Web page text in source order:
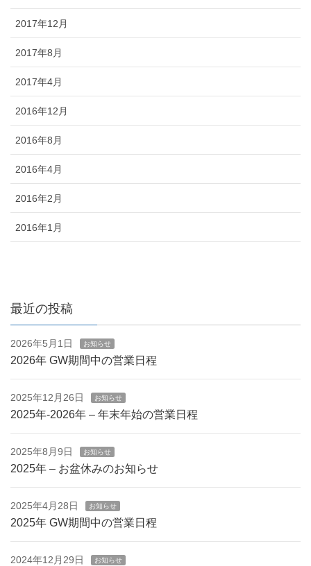
2017年12月
2017年8月
2017年4月
2016年12月
2016年8月
2016年4月
2016年2月
2016年1月
最近の投稿
2026年5月1日 お知らせ
2026年 GW期間中の営業日程
2025年12月26日 お知らせ
2025年-2026年 – 年末年始の営業日程
2025年8月9日 お知らせ
2025年 – お盆休みのお知らせ
2025年4月28日 お知らせ
2025年 GW期間中の営業日程
2024年12月29日 お知らせ